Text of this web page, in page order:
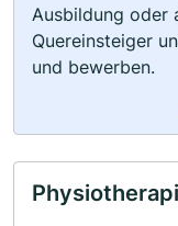
Ausbildung oder
Quereinsteiger
und bewerben.